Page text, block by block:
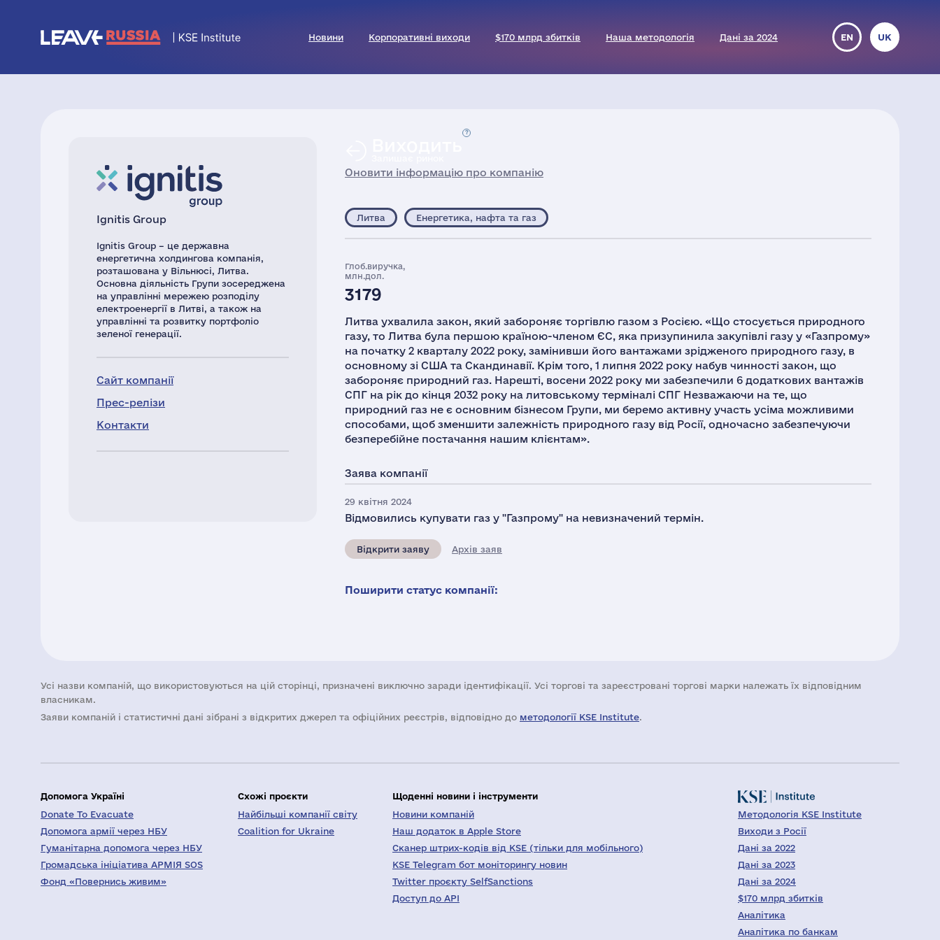
Новини Корпоративні виходи $170 млрд збитків Наша методологія Дані за 2024 EN UK
Ignitis Group
Ignitis Group – це державна
енергетична холдингова компанія,
розташована у Вільнюсі, Литва.
Основна діяльність Групи зосереджена
на управлінні мережею розподілу
електроенергії в Литві, а також на
управлінні та розвитку портфоліо
зеленої генерації.
Сайт компанії
Прес-релізи
Контакти
Оновити інформацію про компанію
Литва Енергетика, нафта та газ
Глоб.виручка,
млн.дол.
3179
Литва ухвалила закон, який забороняє торгівлю газом з Росією. «Що стосується природного
газу, то Литва була першою країною-членом ЄС, яка призупинила закупівлі газу у «Газпрому»
на початку 2 кварталу 2022 року, замінивши його вантажами зрідженого природного газу, в
основному зі США та Скандинавії. Крім того, 1 липня 2022 року набув чинності закон, що
забороняє природний газ. Нарешті, восени 2022 року ми забезпечили 6 додаткових вантажів
СПГ на рік до кінця 2032 року на литовському терміналі СПГ Незважаючи на те, що
природний газ не є основним бізнесом Групи, ми беремо активну участь усіма можливими
способами, щоб зменшити залежність природного газу від Росії, одночасно забезпечуючи
безперебійне постачання нашим клієнтам».
Заява компанії
29 квітня 2024
Відмовились купувати газ у "Газпрому" на невизначений термін.
Відкрити заяву Архів заяв
Поширити статус компанії:
Усі назви компаній, що використовуються на цій сторінці, призначені виключно заради ідентифікації. Усі торгові та зареєстровані торгові марки належать їх відповідним
власникам.
Заяви компаній i статистичні дані зібрані з відкритих джерел та офіційних реєстрів, відповідно до методології KSE Institute.
Допомога Україні
Donate To Evacuate
Допомога армії через НБУ
Гуманітарна допомога через НБУ
Громадська ініціатива АРМІЯ SOS
Фонд «Повернись живим»
Схожі проєкти
Найбільші компанії світу
Coalition for Ukraine
Щоденні новини і інструменти
Новини компаній
Наш додаток в Apple Store
Сканер штрих-кодів від KSE (тільки для мобільного)
KSE Telegram бот моніторингу новин
Twitter проєкту SelfSanctions
Доступ до API
Методологія KSE Institute
Виходи з Росії
Дані за 2022
Дані за 2023
Дані за 2024
$170 млрд збитків
Аналітика
Аналітика по банкам